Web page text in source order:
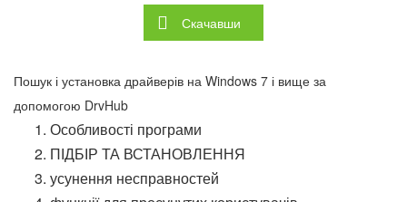
Скачавши
Пошук і установка драйверів на Windows 7 і вище за
допомогою DrvHub
Особливості програми
ПІДБІР ТА ВСТАНОВЛЕННЯ
усунення несправностей